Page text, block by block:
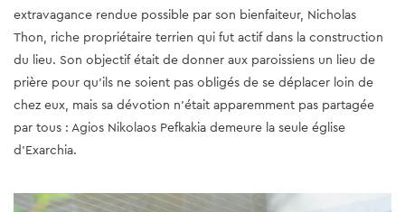
extravagance rendue possible par son bienfaiteur, Nicholas
Thon, riche propriétaire terrien qui fut actif dans la construction
du lieu. Son objectif était de donner aux paroissiens un lieu de
prière pour qu’ils ne soient pas obligés de se déplacer loin de
chez eux, mais sa dévotion n’était apparemment pas partagée
par tous : Agios Nikolaos Pefkakia demeure la seule église
d’Exarchia.